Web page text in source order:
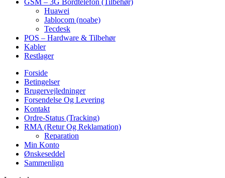
GSM – 3G Bordtelefon (Tilbehør)
Huawei
Jablocom (noabe)
Tecdesk
POS – Hardware & Tilbehør
Kabler
Restlager
Forside
Betingelser
Brugervejledninger
Forsendelse Og Levering
Kontakt
Ordre-Status (Tracking)
RMA (Retur Og Reklamation)
Reparation
Min Konto
Ønskeseddel
Sammenlign